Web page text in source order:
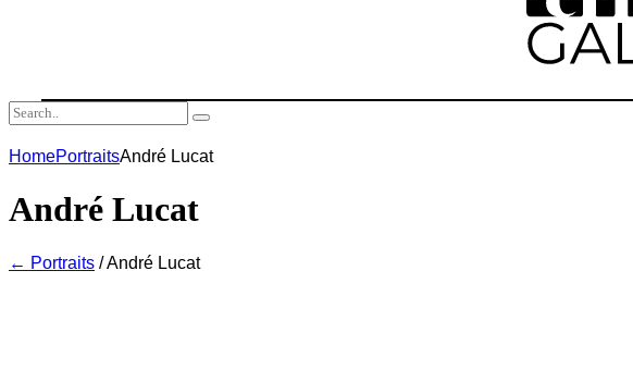
HomePortraitsAndré Lucat
André Lucat
← Portraits / André Lucat